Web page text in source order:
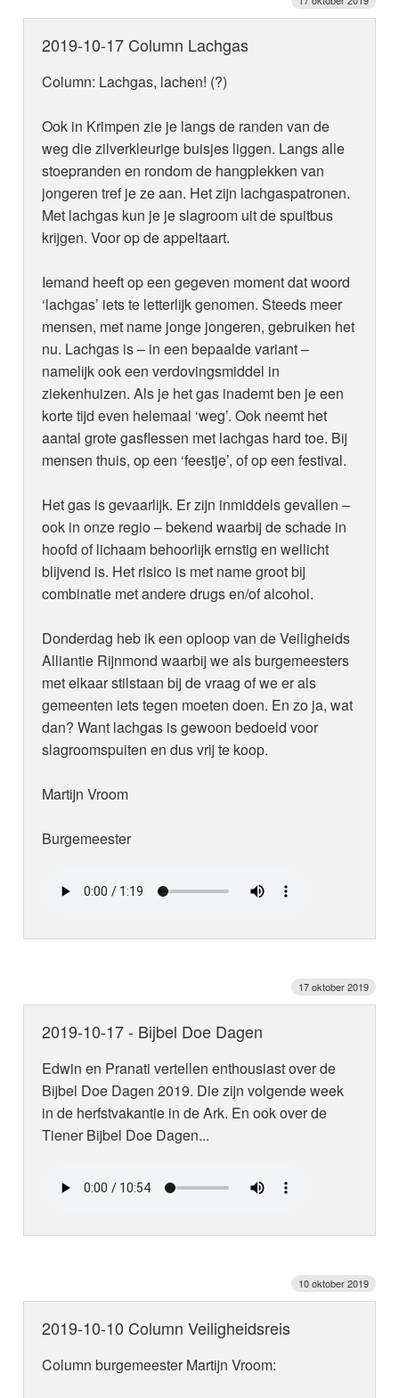
2019-10-17 Column Lachgas
Column: Lachgas, lachen! (?)
Ook in Krimpen zie je langs de randen van de
weg die zilverkleurige buisjes liggen. Langs alle
stoepranden en rondom de hangplekken van
jongeren tref je ze aan. Het zijn lachgaspatronen.
Met lachgas kun je je slagroom uit de spuitbus
krijgen. Voor op de appeltaart.
Iemand heeft op een gegeven moment dat woord
‘lachgas’ iets te letterlijk genomen. Steeds meer
mensen, met name jonge jongeren, gebruiken het
nu. Lachgas is – in een bepaalde variant –
namelijk ook een verdovingsmiddel in
ziekenhuizen. Als je het gas inademt ben je een
korte tijd even helemaal ‘weg’. Ook neemt het
aantal grote gasflessen met lachgas hard toe. Bij
mensen thuis, op een ‘feestje’, of op een festival.
Het gas is gevaarlijk. Er zijn inmiddels gevallen –
ook in onze regio – bekend waarbij de schade in
hoofd of lichaam behoorlijk ernstig en wellicht
blijvend is. Het risico is met name groot bij
combinatie met andere drugs en/of alcohol.
Donderdag heb ik een oploop van de Veiligheids
Alliantie Rijnmond waarbij we als burgemeesters
met elkaar stilstaan bij de vraag of we er als
gemeenten iets tegen moeten doen. En zo ja, wat
dan? Want lachgas is gewoon bedoeld voor
slagroomspuiten en dus vrij te koop.
Martijn Vroom
Burgemeester
17 oktober 2019
2019-10-17 - Bijbel Doe Dagen
Edwin en Pranati vertellen enthousiast over de
Bijbel Doe Dagen 2019. Die zijn volgende week
in de herfstvakantie in de Ark. En ook over de
Tiener Bijbel Doe Dagen...
10 oktober 2019
2019-10-10 Column Veiligheidsreis
Column burgemeester Martijn Vroom: